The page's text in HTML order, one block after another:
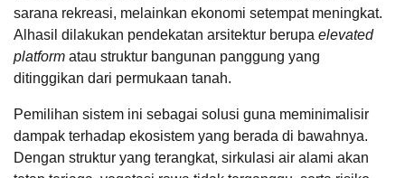
sarana rekreasi, melainkan ekonomi setempat meningkat.
Alhasil dilakukan pendekatan arsitektur berupa elevated
platform atau struktur bangunan panggung yang
ditinggikan dari permukaan tanah.
Pemilihan sistem ini sebagai solusi guna meminimalisir
dampak terhadap ekosistem yang berada di bawahnya.
Dengan struktur yang terangkat, sirkulasi air alami akan